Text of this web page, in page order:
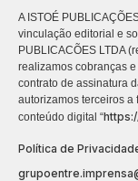
A ISTOÉ
vinculação editorial e
PUBLICACÕES LTDA
realizamos cobranças
contrato de assinatura
autorizamos terceiros
conteúdo digital “
Política de